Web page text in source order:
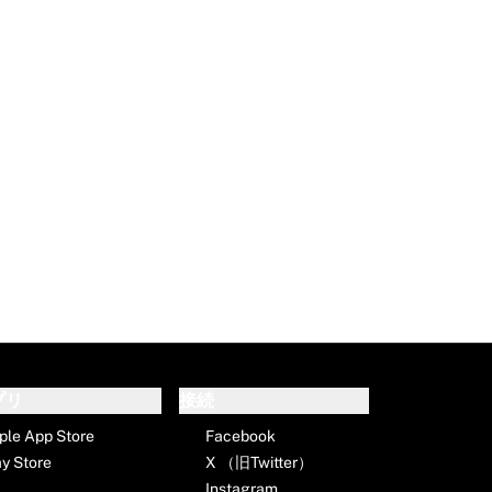
App Store
Store
Facebook
X （旧Twitter）